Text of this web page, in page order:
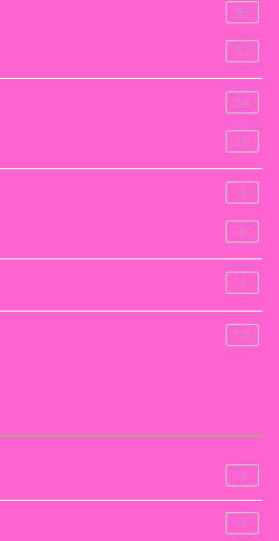
38
32
34
18
4
4
1
19
3
4